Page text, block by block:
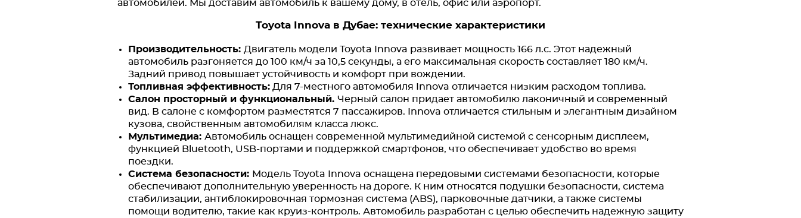
автомобилей. Мы доставим автомобиль к вашему дому, в отель, офис или аэропорт.
Toyota Innova в Дубае: технические характеристики
Производительность: Двигатель модели Toyota Innova развивает мощность 166 л.с. Этот надежный
автомобиль разгоняется до 100 км/ч за 10,5 секунды, а его максимальная скорость составляет 180 км/ч.
Задний привод повышает устойчивость и комфорт при вождении.
Топливная эффективность: Для 7-местного автомобиля Innova отличается низким расходом топлива.
Салон просторный и функциональный. Черный салон придает автомобилю лаконичный и современный
вид. В салоне с комфортом разместятся 7 пассажиров. Innova отличается стильным и элегантным дизайном
кузова, свойственным автомобилям класса люкс.
Мультимедиа: Автомобиль оснащен современной мультимедийной системой с сенсорным дисплеем,
функцией Bluetooth, USB-портами и поддержкой смартфонов, что обеспечивает удобство во время
поездки.
Система безопасности: Модель Toyota Innova оснащена передовыми системами безопасности, которые
обеспечивают дополнительную уверенность на дороге. К ним относятся подушки безопасности, система
стабилизации, антиблокировочная тормозная система (ABS), парковочные датчики, а также системы
помощи водителю, такие как круиз-контроль. Автомобиль разработан с целью обеспечить надежную защиту